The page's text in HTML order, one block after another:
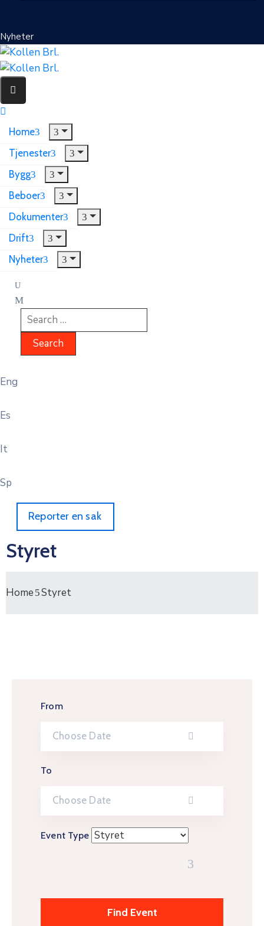
Nyheter
Home
Tjenester
Bygg
Beboer
Dokumenter
Drift
Nyheter
Eng
Es
It
Sp
Reporter en sak
Styret
Home Styret
From
To
Event Type